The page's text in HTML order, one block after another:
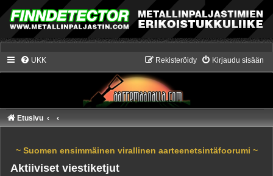
UKK Kirjaudu sisään
Rekisteröidy
Etusivu
~ Suomen ensimmäinen virallinen aarteenetsintäfoorumi ~
Aktiiviset viestiketjut